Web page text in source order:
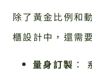
除了黃金比例和
櫃設計中，還需
量身訂製 ：